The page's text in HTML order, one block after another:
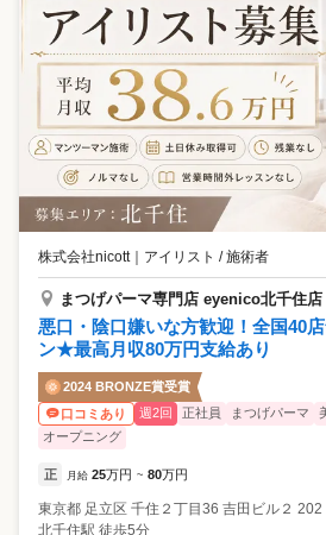
株式会社nicott｜ アイリスト / 施術者
まつげパーマ専門店 eyenico北千住店
悪口・陰口嫌いな方歓迎！全国40
ン★最高月収80万円支給あり
2024 BRONZE賞受賞
口コミあり
週2回 正社員 まつげパーマ
オープニング
正 月給 25万円 ~ 80万円
東京都 足立区 千住２丁目36 吉田ビル２ 202
北千住駅 徒歩5分